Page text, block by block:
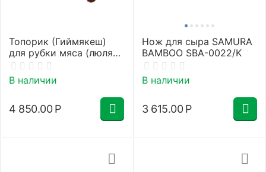
Топорик (Гиймякеш)
для рубки мяса (люля-
кебаб)
В наличии
4 850.00 Р
Нож для сыра SAMURA
BAMBOO SBA-0022/K
В наличии
3 615.00 Р